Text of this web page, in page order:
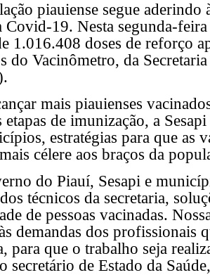
piauiense segue aderindo
Covid-19. Nesta segunda-
1.016.408 doses de reforço
do Vacinômetro, da
mais piauienses
etapas de imunização, a
estratégias para que as
célere aos braços da
do Piauí, Sesapi e
técnicos da secretaria,
de pessoas vacinadas.
demandas dos profissionais
para que o trabalho seja
secretário de Estado da